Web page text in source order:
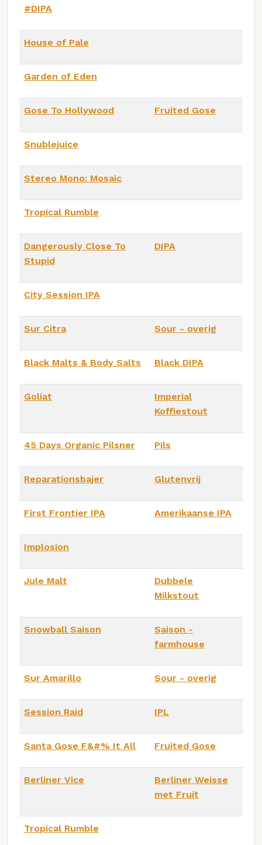
#DIPA
House of Pale
Garden of Eden
Gose To Hollywood Fruited Gose
Snublejuice
Stereo Mono: Mosaic
Tropical Rumble
Dangerously Close To
Stupid
DIPA
City Session IPA
Sur Citra Sour - overig
Black Malts & Body Salts Black DIPA
Goliat
Imperial
Koffiestout
45 Days Organic Pilsner Pils
Reparationsbajer Glutenvrij
First Frontier IPA Amerikaanse IPA
Implosion
Jule Malt
Dubbele
Milkstout
Snowball Saison
Saison -
farmhouse
Sur Amarillo Sour - overig
Session Raid IPL
Santa Gose F&#% It All Fruited Gose
Berliner Vice
Berliner Weisse
met Fruit
Tropical Rumble